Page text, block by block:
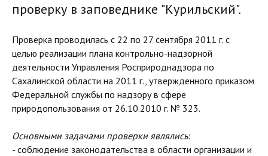
проверку в заповеднике "Курильский".
Проверка проводилась с 22 по 27 сентября 2011 г. с
целью реализации плана контрольно-надзорной
деятельности Управления Росприроднадзора по
Сахалинской области на 2011 г., утвержденного приказом
Федеральной службы по надзору в сфере
природопользования от 26.10.2010 г. № 323.
Основными задачами проверки являлись:
- соблюдение законодательства в области организации и